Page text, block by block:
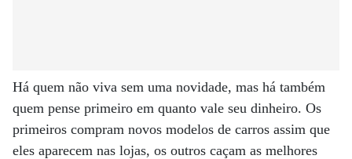
Há quem não viva sem uma novidade, mas há também
quem pense primeiro em quanto vale seu dinheiro. Os
primeiros compram novos modelos de carros assim que
eles aparecem nas lojas, os outros caçam as melhores